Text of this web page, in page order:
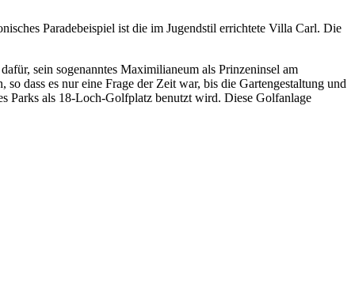
Paradebeispiel ist die im Jugendstil errichtete Villa Carl. Die
sein sogenanntes Maximilianeum als Prinzeninsel am
dass es nur eine Frage der Zeit war, bis die Gartengestaltung und
Parks als 18-Loch-Golfplatz benutzt wird. Diese Golfanlage